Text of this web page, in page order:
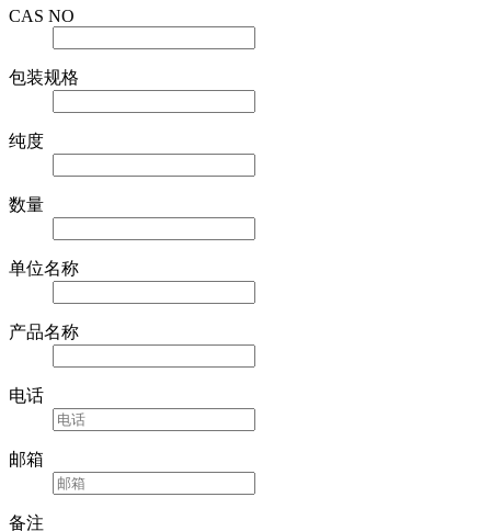
CAS NO
包装规格
纯度
数量
单位名称
产品名称
电话
邮箱
备注